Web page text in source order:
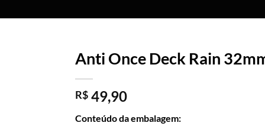
Anti Once Deck Rain
R$ 49,90
Conteúdo da embalagem: